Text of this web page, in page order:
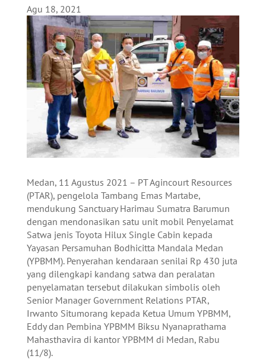
Agu 18, 2021
Medan, 11 Agustus 2021 – PT Agincourt Resources
(PTAR), pengelola Tambang Emas Martabe,
mendukung Sanctuary Harimau Sumatra Barumun
dengan mendonasikan satu unit mobil Penyelamat
Satwa jenis Toyota Hilux Single Cabin kepada
Yayasan Persamuhan Bodhicitta Mandala Medan
(YPBMM). Penyerahan kendaraan senilai Rp 430 juta
yang dilengkapi kandang satwa dan peralatan
penyelamatan tersebut dilakukan simbolis oleh
Senior Manager Government Relations PTAR,
Irwanto Situmorang kepada Ketua Umum YPBMM,
Eddy dan Pembina YPBMM Biksu Nyanaprathama
Mahasthavira di kantor YPBMM di Medan, Rabu
(11/8).